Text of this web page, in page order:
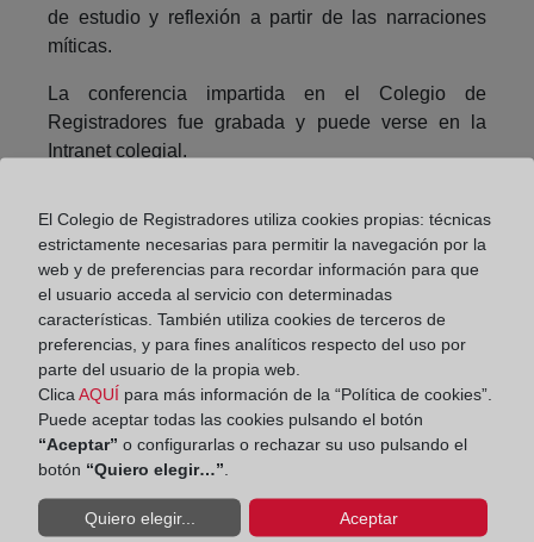
de estudio y reflexión a partir de las narraciones
míticas.
La conferencia impartida en el Colegio de
Registradores fue grabada y puede verse en la
Intranet colegial.
todas las conferencias se encuentra en la pestaña
Publicaciones y Documentación____Censor
Interventor-Honorarios
____
Encuentros
segundos martes de mes
Compartir:
El Colegio de Registradores utiliza cookies propias: técnicas
estrictamente necesarias para permitir la navegación por la
web y de preferencias para recordar información para que
el usuario acceda al servicio con determinadas
características. También utiliza cookies de terceros de
preferencias, y para fines analíticos respecto del uso por
parte del usuario de la propia web.
Clica AQUÍ para más información de la “Política de cookies”.
Puede aceptar todas las cookies pulsando el botón
“Aceptar” o configurarlas o rechazar su uso pulsando el
botón “Quiero elegir…”
Quiero elegir... Aceptar